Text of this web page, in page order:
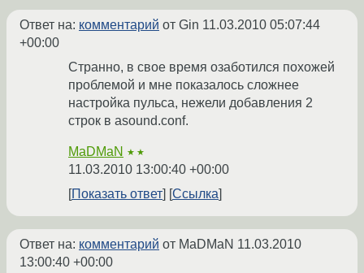
Ответ на: комментарий от Gin 11.03.2010 05:07:44
+00:00
Странно, в свое время озаботился похожей
проблемой и мне показалось сложнее
настройка пульса, нежели добавления 2
строк в asound.conf.
MaDMaN ★★
11.03.2010 13:00:40 +00:00
Показать ответ
Ссылка
Ответ на: комментарий от MaDMaN 11.03.2010
13:00:40 +00:00